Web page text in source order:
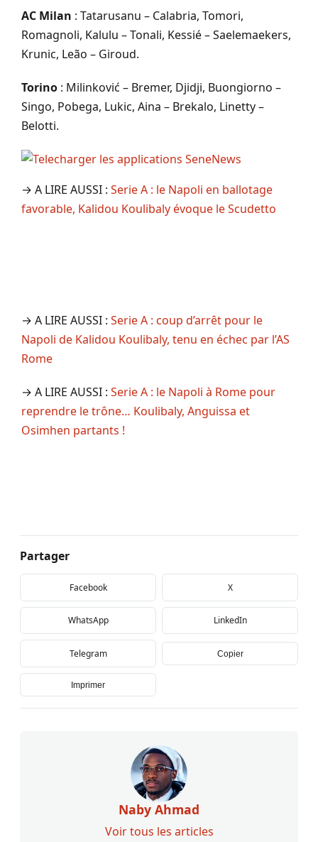
AC Milan : Tatarusanu – Calabria, Tomori,
Romagnoli, Kalulu – Tonali, Kessié – Saelemaekers,
Krunic, Leão – Giroud.
Torino : Milinković – Bremer, Djidji, Buongiorno –
Singo, Pobega, Lukic, Aina – Brekalo, Linetty –
Belotti.
→ A LIRE AUSSI : Serie A : le Napoli en ballotage
favorable, Kalidou Koulibaly évoque le Scudetto
→ A LIRE AUSSI : Serie A : coup d’arrêt pour le
Napoli de Kalidou Koulibaly, tenu en échec par l’AS
Rome
→ A LIRE AUSSI : Serie A : le Napoli à Rome pour
reprendre le trône… Koulibaly, Anguissa et
Osimhen partants !
Partager
Facebook X
WhatsApp LinkedIn
Telegram Copier
Imprimer
Naby Ahmad
Voir tous les articles